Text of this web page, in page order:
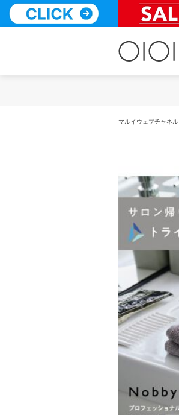
テ
マルイウェブチャネル